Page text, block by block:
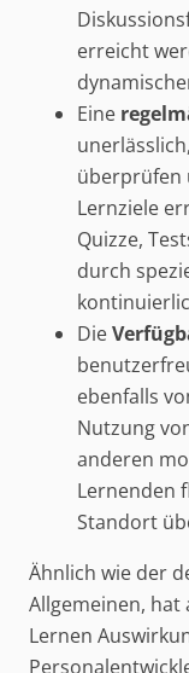
erreicht
Eine
überprüfen
Lernziele
Quizze,
durch
Die
ebenfalls
Nutzung
anderen
Lernenden
Standort
Ähnlich wie der
Allgemeinen, hat
Lernen